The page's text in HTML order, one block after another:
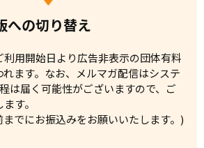
への切り替え
利用開始日より広告非表示の団体有料
ます。なお、メルマガ配信はシステ
は届く可能性がございますので、ご
す。
でにお振込みをお願いいたします。)